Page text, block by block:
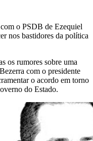
o PSDB de Ezequiel
nos bastidores da política
os rumores sobre uma
com o presidente
o acordo em torno
do Estado.